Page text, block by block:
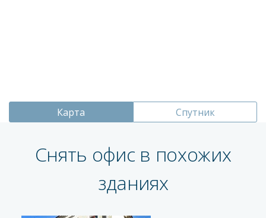
Карта Спутник
Снять офис в похожих
зданиях